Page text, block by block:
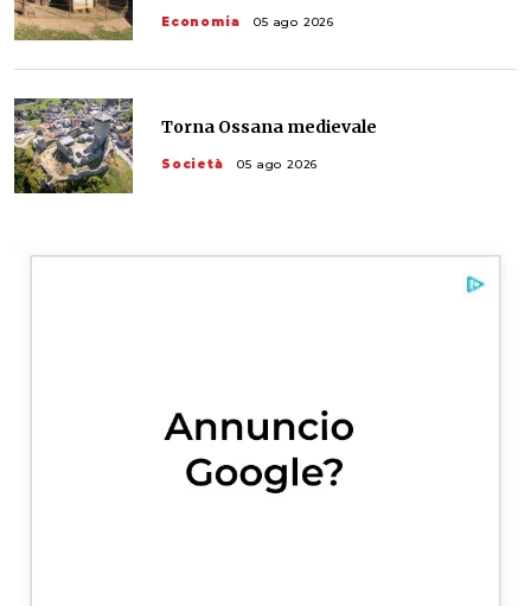
Economia 05 ago 2026
Torna Ossana medievale
Società 05 ago 2026